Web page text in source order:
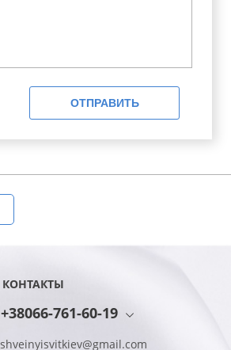
ОТПРАВИТЬ
КОНТАКТЫ
+38066-761-60-19
shveinyisvitkiev@gmail.com